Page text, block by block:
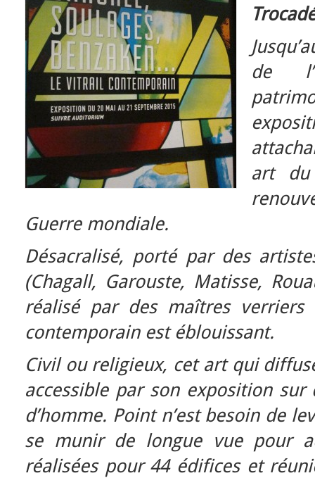
de
art
Guerre mondiale.
Désacralisé, porté par des
(Chagall, Garouste, Matisse,
réalisé par des maîtres verriers
contemporain est éblouissant.
Civil ou religieux, cet art qui
accessible par son exposition
d’homme. Point n’est besoin de
se munir de longue vue pour
réalisées pour 44 édifices et